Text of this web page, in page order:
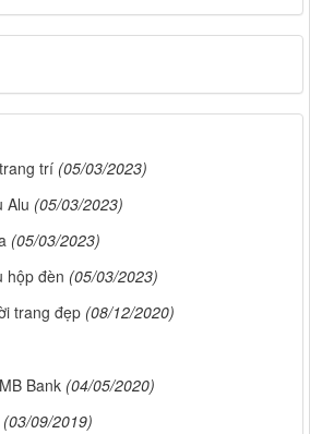
trí (05/03/2023)
Alu (05/03/2023)
(05/03/2023)
hộp đèn (05/03/2023)
trang đẹp (08/12/2020)
Bank (04/05/2020)
(03/09/2019)